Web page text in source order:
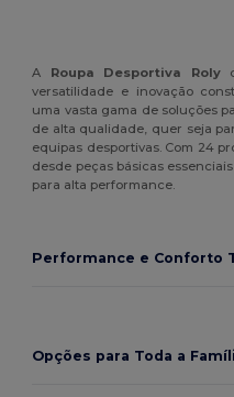
A Roupa Desportiva Roly
versatilidade e inovação
uma vasta gama de soluções
de alta qualidade, quer seja
equipas desportivas. Com 24
desde peças básicas
para alta performance.
Performance e Conforto
Opções para Toda a